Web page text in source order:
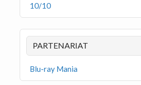
10/10
PARTENARIAT
Blu-ray Mania